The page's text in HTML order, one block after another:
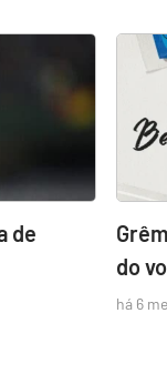
de
do
há 6